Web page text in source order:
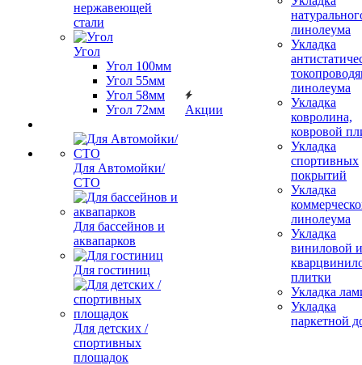
нержавеющей
стали
Угол
Угол 100мм
Угол 55мм
Угол 58мм
Угол 72мм
Для Автомойки/
СТО
Для бассейнов и
аквапарков
Для гостиниц
Для детских /
спортивных
площадок
Акции
линолеума
Укладка
линолеума
Укладка
ковролина,
ковровой
Укладка
спортивных
покрытий
Укладка
линолеума
Укладка
виниловой и
плитки
Укладка
Укладка
паркетной